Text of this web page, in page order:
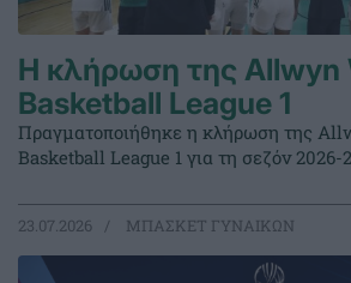
Η κλήρωση της Allwyn
Basketball League 1
Πραγματοποιήθηκε η κλήρωση της
Basketball League 1 για τη σεζόν 2026-
23.07.2026 ΜΠΑΣΚΕΤ ΓΥΝΑΙΚΩΝ